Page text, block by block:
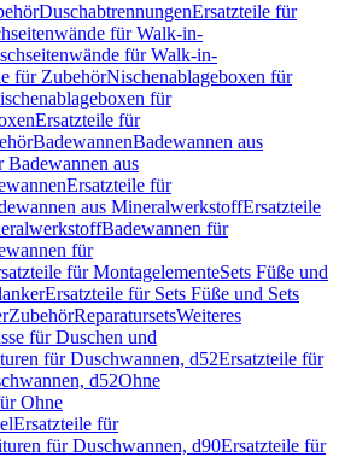
DuschabtrennungenErsatzteile für
für Walk-in-
für Walk-in-
für ZubehörNischenablageboxen für
für
Ersatzteile für
BadewannenBadewannen aus
Badewannen aus
Ersatzteile für
aus MineralwerkstoffErsatzteile
Badewannen für
für
für MontagelementeSets Füße und
Ersatzteile für Sets Füße und Sets
ZubehörReparatursetsWeiteres
für Duschen und
für Duschwannen, d52Ersatzteile für
d52Ohne
Ohne
Ersatzteile für
für Duschwannen, d90Ersatzteile für